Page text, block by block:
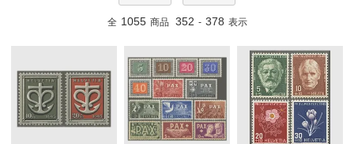
全 1055 商品 352 - 378 表示